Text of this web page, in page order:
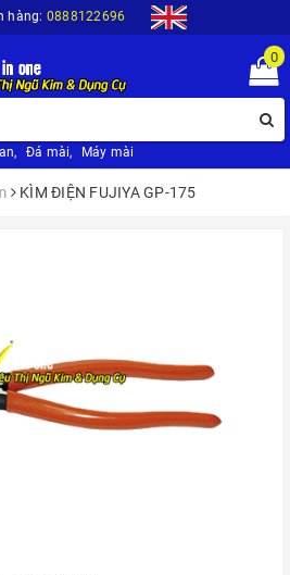
hàng: 0888122696
0
, Đá mài, Máy mài
KÌM ĐIỆN FUJIYA GP-175